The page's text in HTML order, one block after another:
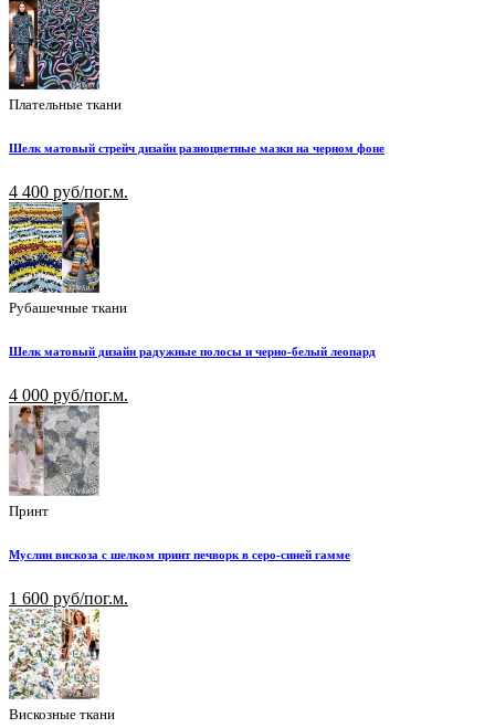
Плательные ткани
Шелк матовый стрейч дизайн разноцветные мазки на черном фоне
4 400 руб/пог.м.
Рубашечные ткани
Шелк матовый дизайн радужные полосы и черно-белый леопард
4 000 руб/пог.м.
Принт
Муслин вискоза с шелком принт печворк в серо-синей гамме
1 600 руб/пог.м.
Вискозные ткани